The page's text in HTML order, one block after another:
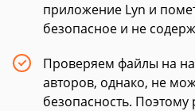
приложение Lyn и
безопасное и не
Проверяем файлы на
авторов, однако, не
безопасность.